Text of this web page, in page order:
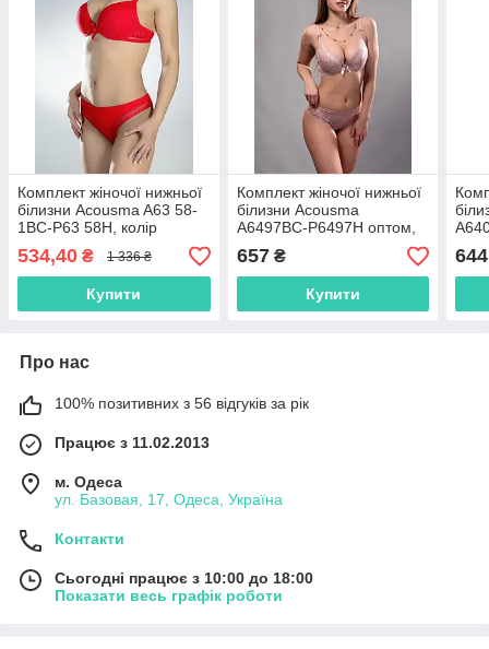
Комплект жіночої нижньої
білизни Acousma A63 58-
1BC-P63 58H, колір
Червоний, розмір 75B-M
534,40 ₴ 1 336 ₴
Купити
Комплект жіночої нижньої
білизни Acousma
A6497BC-P6497H оптом,
чашка C,колір Світло-
Фламінго
657₴
Купити
644
Про нас
100% позитивних з 56 відгуків за рік
Працює з 11.02.2013
м. Одеса
ул. Базовая, 17, Одеса, Україна
Контакти
Сьогодні працює з 10:00 до 18:00
Показати весь графік роботи